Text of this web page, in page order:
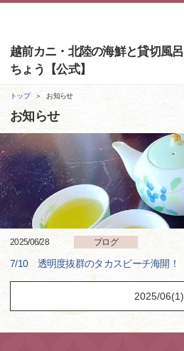
越前カニ・北陸の海鮮と貸切風
ちょう【公式】
トップ お知らせ
お知らせ
2025/06/28 ブログ
7/10 透明度抜群のタカスビーチ海開！